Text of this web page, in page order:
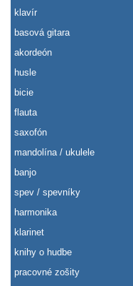
klavír
basová gitara
akordeón
husle
bicie
flauta
saxofón
mandolína / ukulele
banjo
spev / spevníky
harmonika
klarinet
knihy o hudbe
pracovné zošity